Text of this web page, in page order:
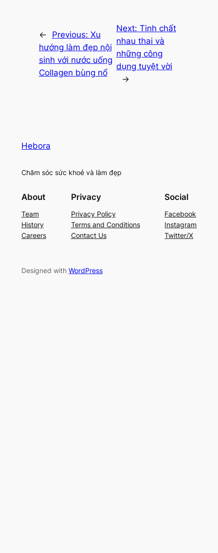
← Previous: Xu
hướng làm đẹp nội
sinh với nước uống
Collagen bùng nổ
Next: Tinh chất
nhau thai và
những công
dụng tuyệt vời
→
Hebora
Chăm sóc sức khoẻ và làm đẹp
About
Team
History
Careers
Privacy
Privacy Policy
Terms and Conditions
Contact Us
Social
Facebook
Instagram
Twitter/X
Designed with WordPress